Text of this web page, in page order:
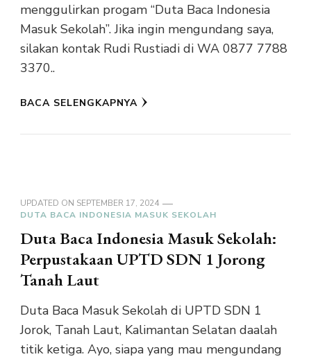
menggulirkan progam “Duta Baca Indonesia
Masuk Sekolah”. Jika ingin mengundang saya,
silakan kontak Rudi Rustiadi di WA 0877 7788
3370..
BACA SELENGKAPNYA
UPDATED ON SEPTEMBER 17, 2024
DUTA BACA INDONESIA MASUK SEKOLAH
Duta Baca Indonesia Masuk Sekolah:
Perpustakaan UPTD SDN 1 Jorong
Tanah Laut
Duta Baca Masuk Sekolah di UPTD SDN 1
Jorok, Tanah Laut, Kalimantan Selatan daalah
titik ketiga. Ayo, siapa yang mau mengundang